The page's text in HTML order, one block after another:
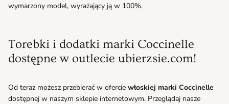
wymarzony model, wyrażający ją w 100%.
Torebki i dodatki marki Coccinelle
dostępne w outlecie ubierzsie.com!
Od teraz możesz przebierać w ofercie włoskiej marki Coccinelle
dostępnej w naszym sklepie internetowym. Przeglądaj nasze